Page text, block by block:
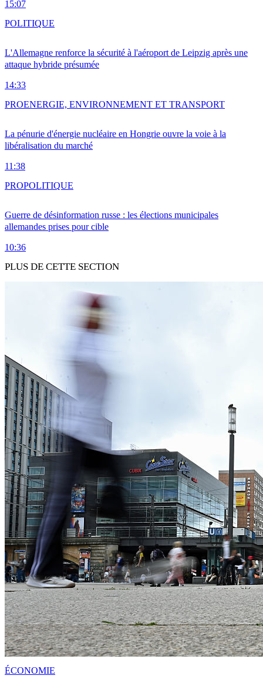
15:07
L'Allemagne renforce la sécurité à l'aéroport de Leipzig après une
attaque hybride présumée
14:33
POLITIQUE
La pénurie d'énergie nucléaire en Hongrie ouvre la voie à la
libéralisation du marché
11:38
PROENERGIE, ENVIRONNEMENT ET TRANSPORT
Guerre de désinformation russe : les élections municipales
allemandes prises pour cible
10:36
PROPOLITIQUE
PLUS DE CETTE SECTION
ÉCONOMIE